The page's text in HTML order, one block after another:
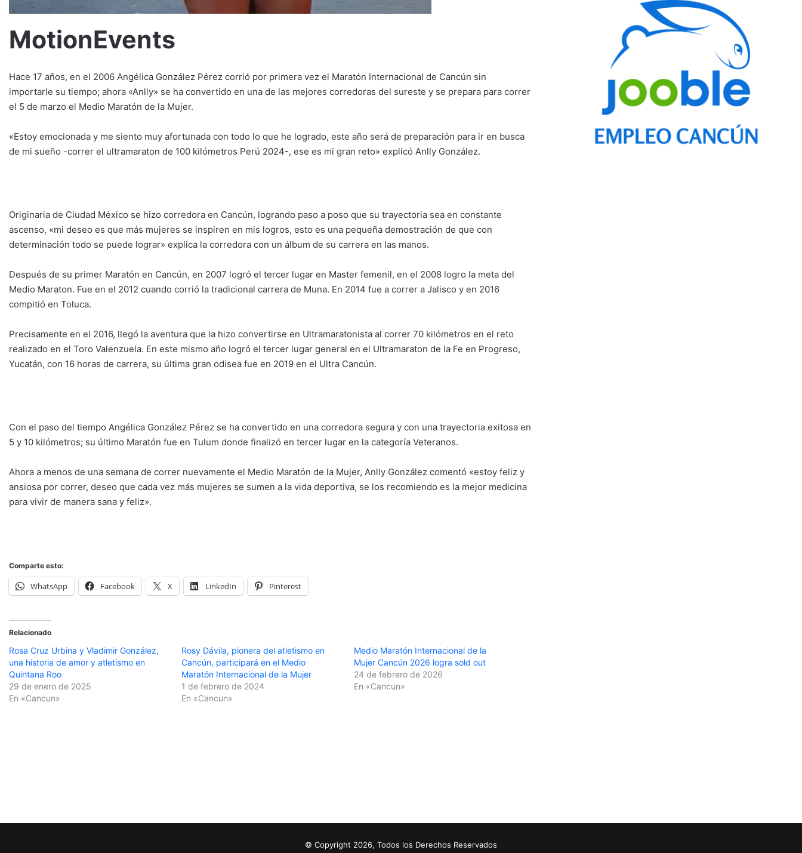
MotionEvents
Hace 17 años, en el 2006 Angélica González Pérez corrió por primera vez el Maratón Internacional de Cancún sin
importarle su tiempo; ahora «Anlly» se ha convertido en una de las mejores corredoras del sureste y se prepara para correr
el 5 de marzo el Medio Maratón de la Mujer.
«Estoy emocionada y me siento muy afortunada con todo lo que he logrado, este año será de preparación para ir en busca
de mi sueño -correr el ultramaraton de 100 kilómetros Perú 2024-, ese es mi gran reto» explicó Anlly González.
Originaria de Ciudad México se hizo corredora en Cancún, logrando paso a poso que su trayectoria sea en constante
ascenso, «mi deseo es que más mujeres se inspiren en mis logros, esto es una pequeña demostración de que con
determinación todo se puede lograr» explica la corredora con un álbum de su carrera en las manos.
Después de su primer Maratón en Cancún, en 2007 logró el tercer lugar en Master femenil, en el 2008 logro la meta del
Medio Maraton. Fue en el 2012 cuando corrió la tradicional carrera de Muna. En 2014 fue a correr a Jalisco y en 2016
compitió en Toluca.
Precisamente en el 2016, llegó la aventura que la hizo convertirse en Ultramaratonista al correr 70 kilómetros en el reto
realizado en el Toro Valenzuela. En este mismo año logró el tercer lugar general en el Ultramaraton de la Fe en Progreso,
Yucatán, con 16 horas de carrera, su última gran odisea fue en 2019 en el Ultra Cancún.
Con el paso del tiempo Angélica González Pérez se ha convertido en una corredora segura y con una trayectoria exitosa en
5 y 10 kilómetros; su último Maratón fue en Tulum donde finalizó en tercer lugar en la categoría Veteranos.
Ahora a menos de una semana de correr nuevamente el Medio Maratón de la Mujer, Anlly González comentó «estoy feliz y
ansiosa por correr, deseo que cada vez más mujeres se sumen a la vida deportiva, se los recomiendo es la mejor medicina
para vivir de manera sana y feliz».
Comparte esto:
WhatsApp Facebook X LinkedIn Pinterest
Relacionado
Rosa Cruz Urbina y Vladimir González,
una historia de amor y atletismo en
Quintana Roo
29 de enero de 2025
En «Cancun»
Rosy Dávila, pionera del atletismo en
Cancún, participará en el Medio
Maratón Internacional de la Mujer
1 de febrero de 2024
En «Cancun»
Medio Maratón Internacional de la
Mujer Cancún 2026 logra sold out
24 de febrero de 2026
En «Cancun»
© Copyright 2026, Todos los Derechos Reservados